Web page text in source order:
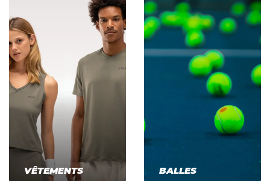
VÊTEMENTS BALLES